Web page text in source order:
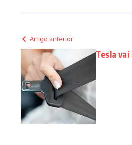
Artigo anterior
Tesla